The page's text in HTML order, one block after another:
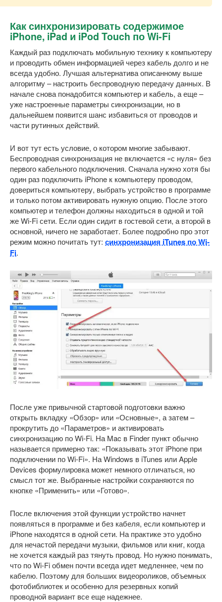
Как синхронизировать содержимое
iPhone, iPad и iPod Touch по Wi-Fi
Каждый раз подключать мобильную технику к компьютеру
и проводить обмен информацией через кабель долго и не
всегда удобно. Лучшая альтернатива описанному выше
алгоритму – настроить беспроводную передачу данных. В
начале снова понадобится компьютер и кабель, а еще –
уже настроенные параметры синхронизации, но в
дальнейшем появится шанс избавиться от проводов и
части рутинных действий.
И вот тут есть условие, о котором многие забывают.
Беспроводная синхронизация не включается «с нуля» без
первого кабельного подключения. Сначала нужно хотя бы
один раз подключить iPhone к компьютеру проводом,
довериться компьютеру, выбрать устройство в программе
и только потом активировать нужную опцию. После этого
компьютер и телефон должны находиться в одной и той
же Wi-Fi сети. Если один сидит в гостевой сети, а второй в
основной, ничего не заработает. Более подробно про этот
режим можно почитать тут: синхронизация iTunes по Wi-
Fi.
После уже привычной стартовой подготовки важно
открыть вкладку «Обзор» или «Основные», а затем –
прокрутить до «Параметров» и активировать
синхронизацию по Wi-Fi. На Mac в Finder пункт обычно
называется примерно так: «Показывать этот iPhone при
подключении по Wi-Fi». На Windows в iTunes или Apple
Devices формулировка может немного отличаться, но
смысл тот же. Выбранные настройки сохраняются по
кнопке «Применить» или «Готово».
После включения этой функции устройство начнет
появляться в программе и без кабеля, если компьютер и
iPhone находятся в одной сети. На практике это удобно
для нечастой передачи музыки, фильмов или книг, когда
не хочется каждый раз тянуть провод. Но нужно понимать,
что по Wi-Fi обмен почти всегда идет медленнее, чем по
кабелю. Поэтому для больших видеороликов, объемных
фотобиблиотек и особенно для резервных копий
проводной вариант все еще надежнее.